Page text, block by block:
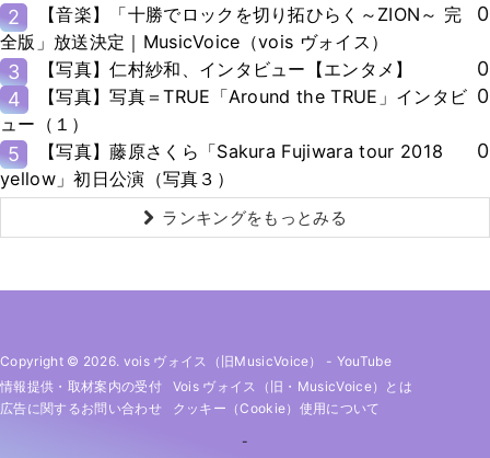
2
【音楽】「十勝でロックを切り拓ひらく～ZION～ 完
全版」放送決定｜MusicVoice（vois ヴォイス）
0
3 【写真】仁村紗和、インタビュー【エンタメ】
0
4
【写真】写真＝TRUE「Around the TRUE」インタビ
ュー（１）
0
5
【写真】藤原さくら「Sakura Fujiwara tour 2018
yellow」初日公演（写真３）
0
ランキングをもっとみる
Copyright © 2026. vois ヴォイス（旧MusicVoice） - YouTube
情報提供・取材案内の受付
Vois ヴォイス（旧・MusicVoice）とは
広告に関するお問い合わせ
クッキー（cookie）使用について
-